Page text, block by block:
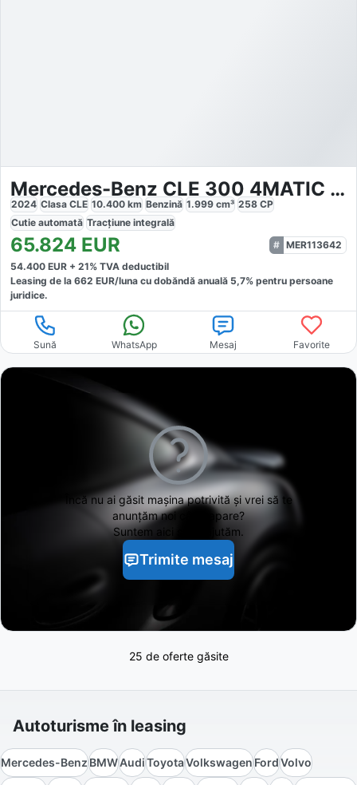
Mercedes-Benz CLE 300 4MATIC AMG
2024 Clasa CLE 10.400 km Benzină 1.999 cm³ 258 CP
Cutie automată Tracțiune integrală
65.824 EUR
MER113642
54.400 EUR + 21% TVA deductibil
Leasing de la 662 EUR/luna cu dobăndă anuală 5,7% pentru persoane
juridice.
Sună WhatsApp Mesaj Favorite
Încă nu ai găsitmașina potrivită și vrei să te
anunțăm noi când apare?
Suntem aici să te ajutăm.
Trimite mesaj
25 de oferte găsite
Autoturisme în leasing
Mercedes-BenzBMWAudiToyotaVolkswagenFordVolvo